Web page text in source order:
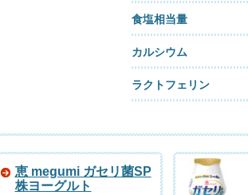
食塩相当量
カルシウム
ラクトフェリン
恵 megumi ガセリ菌SP
株ヨーグルト